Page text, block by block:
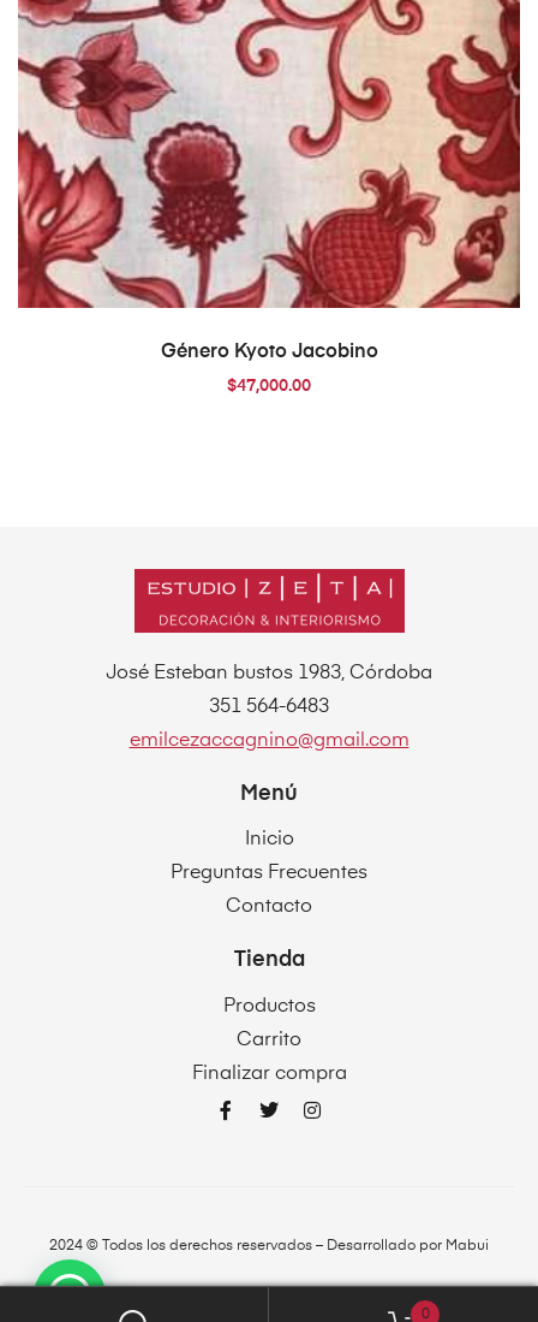
AÑADIR AL CARRITO
Género Kyoto Jacobino
$47,000.00
José Esteban bustos 1983, Córdoba
351 564-6483
emilcezaccagnino@gmail.com
Menú
Inicio
Preguntas Frecuentes
Contacto
Tienda
Productos
Carrito
Finalizar compra
2024 © Todos los derechos reservados – Desarrollado por Mabui
0